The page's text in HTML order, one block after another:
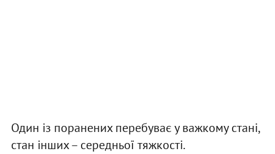
Один із поранених перебуває у важкому стані,
стан інших – середньої тяжкості.